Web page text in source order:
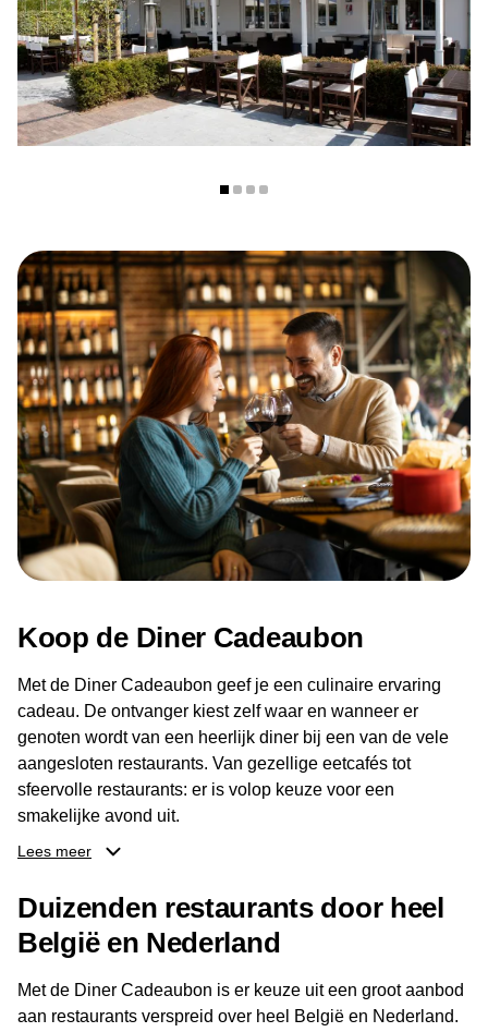
Koop de Diner Cadeaubon
Met de Diner Cadeaubon geef je een culinaire ervaring
cadeau. De ontvanger kiest zelf waar en wanneer er
genoten wordt van een heerlijk diner bij een van de vele
aangesloten restaurants. Van gezellige eetcafés tot
sfeervolle restaurants: er is volop keuze voor een
smakelijke avond uit.
ontvanger eenvoudig een locatie kiezen die past bij de
smaak en gelegenheid. Zo geeft de Diner Cadeaubon niet
alleen een diner, maar ook een gezellig moment om
Lees meer
Duizenden restaurants door heel
België en Nederland
Met de Diner Cadeaubon is er keuze uit een groot aanbod
aan restaurants verspreid over heel België en Nederland.